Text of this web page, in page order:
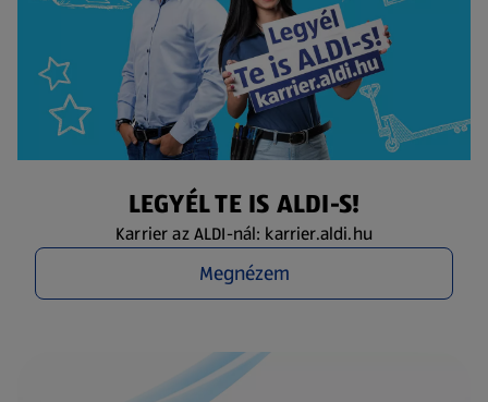
LEGYÉL TE IS ALDI-S!
Karrier az ALDI-nál: karrier.aldi.hu
Megnézem